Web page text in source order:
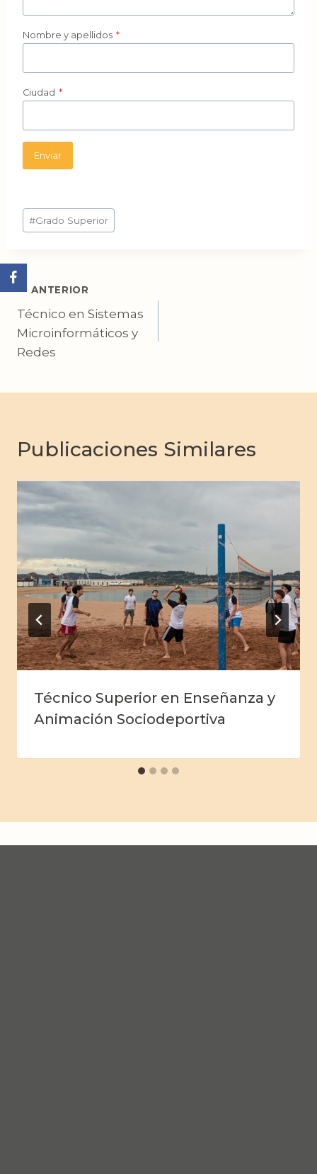
Nombre y apellidos *
Ciudad *
Enviar
Etiquetas
de
#Grado Superior
Navegación
de
entradas
ANTERIOR
Técnico en Sistemas
Microinformáticos y
Redes
Publicaciones Similares
Técnico Superior en Enseñanza y
Animación Sociodeportiva